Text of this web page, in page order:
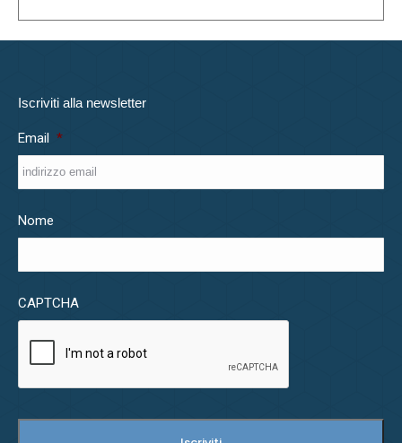
Iscriviti alla newsletter
Email *
Nome
CAPTCHA